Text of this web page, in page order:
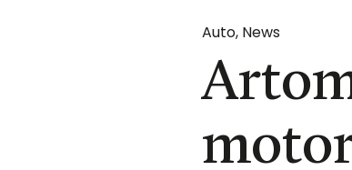
Auto, News